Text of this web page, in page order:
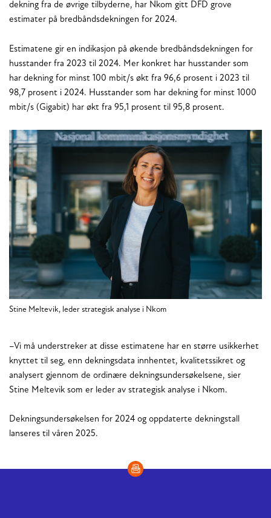
dekning fra de øvrige tilbyderne, har Nkom gitt DFD grove
estimater på bredbåndsdekningen for 2024.
Estimatene gir en indikasjon på økende bredbåndsdekningen for
husstander fra 2023 til 2024. Mer konkret har husstander som
har dekning for minst 100 mbit/s økt fra 96,6 prosent i 2023 til
98,7 prosent i 2024. Husstander som har dekning for minst 1000
mbit/s (Gigabit) har økt fra 95,1 prosent til 95,8 prosent.
Stine Meltevik, leder strategisk analyse i Nkom
–Vi må understreker at disse estimatene har en større usikkerhet
knyttet til seg, enn dekningsdata innhentet, kvalitetssikret og
analysert gjennom de ordinære dekningsundersøkelsene, sier
Stine Meltevik som er leder av strategisk analyse i Nkom.
Dekningsundersøkelsen for 2024 og oppdaterte dekningstall
lanseres til våren 2025.